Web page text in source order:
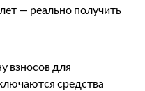
— реально получить
взносов для
средства